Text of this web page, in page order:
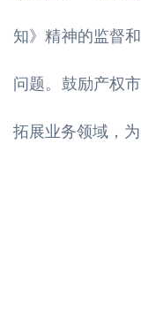
知》精神的监督
问题。鼓励产权
拓展业务领域，